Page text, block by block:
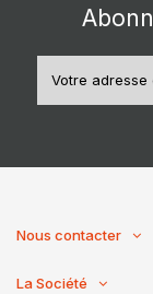
Nous contacter
La Société